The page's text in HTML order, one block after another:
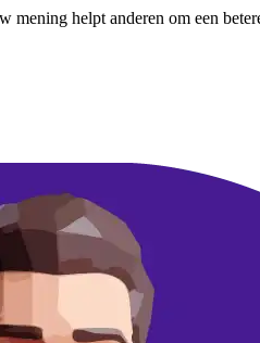
mening helpt anderen om een